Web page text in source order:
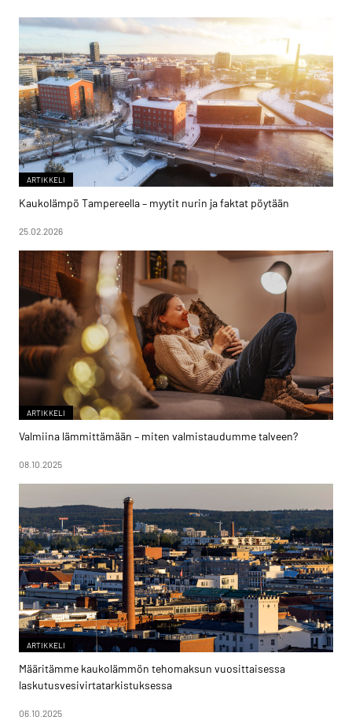
ARTIKKELI
Kaukolämpö Tampereella – myytit nurin ja faktat pöytään
25.02.2026
ARTIKKELI
Valmiina lämmittämään – miten valmistaudumme talveen?
08.10.2025
ARTIKKELI
Määritämme kaukolämmön tehomaksun vuosittaisessa
laskutusvesivirtatarkistuksessa
06.10.2025